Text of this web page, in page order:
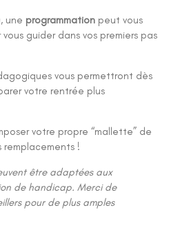
une programmation peut vous
guider dans vos premiers pas
vous permettront dès
votre rentrée plus
votre propre “mallette” de
remplacements !
être adaptées aux
de handicap. Merci de
pour de plus amples